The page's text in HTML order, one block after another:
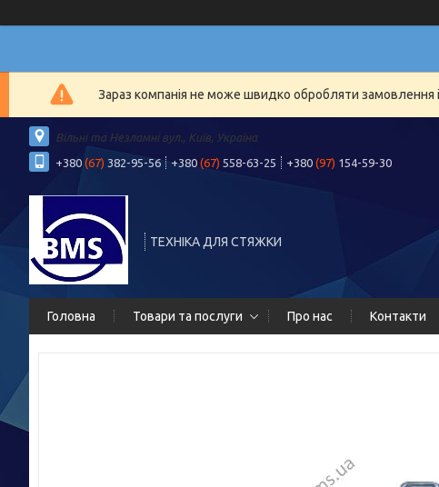
Зараз компанія не може швидко обробляти замовлення
Вільні та Незламні вул., Київ, Україна
+380 (67) 382-95-56 +380 (67) 558-63-25 +380 (97) 154-59-30
ТЕХНІКА ДЛЯ СТЯЖКИ
Головна Товари та послуги Про нас Контакти